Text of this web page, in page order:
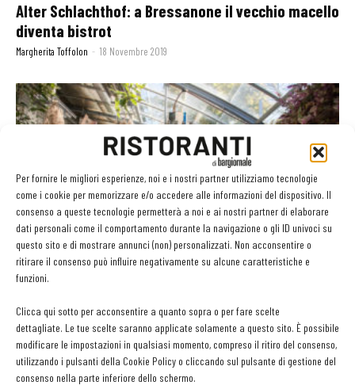
Per fornire le migliori esperienze, noi e i nostri partner utilizziamo tecnologie
come i cookie per memorizzare e/o accedere alle informazioni del dispositivo. Il
consenso a queste tecnologie permetterà a noi e ai nostri partner di elaborare
dati personali come il comportamento durante la navigazione o gli ID univoci su
questo sito e di mostrare annunci (non) personalizzati. Non acconsentire o
ritirare il consenso può influire negativamente su alcune caratteristiche e
funzioni.
Clicca qui sotto per acconsentire a quanto sopra o per fare scelte
dettagliate. Le tue scelte saranno applicate solamente a questo sito. È possibile
modificare le impostazioni in qualsiasi momento, compreso il ritiro del consenso,
utilizzando i pulsanti della Cookie Policy o cliccando sul pulsante di gestione del
consenso nella parte inferiore dello schermo.
Alter Schlachthof: a Bressanone il vecchio macello
diventa bistrot
Margherita Toffolon - 18 Novembre 2019
Dove l’orto è protagonista la serra si fa bistrot
Margherita Toffolon- 14 Settembre 2017